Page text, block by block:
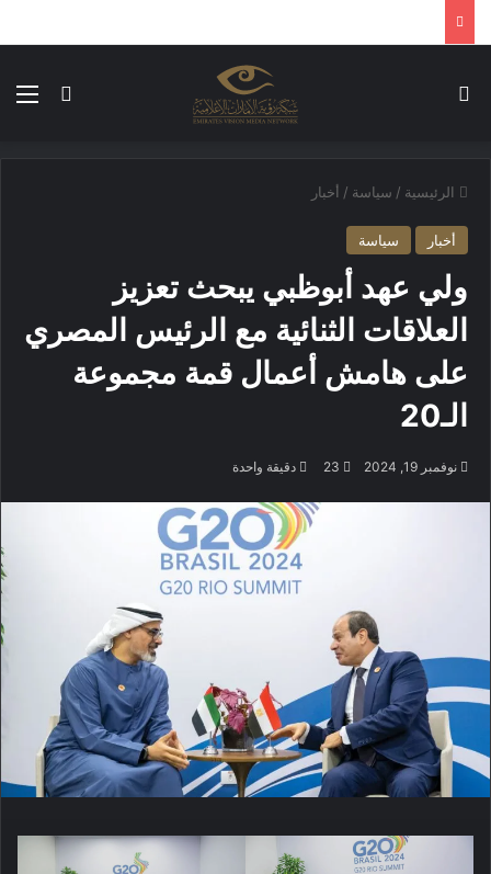
الوضع
الرئيسية / سياسة / أخبار
أخبار سياسة
ولي عهد أبوظبي يبحث تعزيز
العلاقات الثنائية مع الرئيس المصري
على هامش أعمال قمة مجموعة
الـ20
نوفمبر 19, 2024 23 دقيقة واحدة